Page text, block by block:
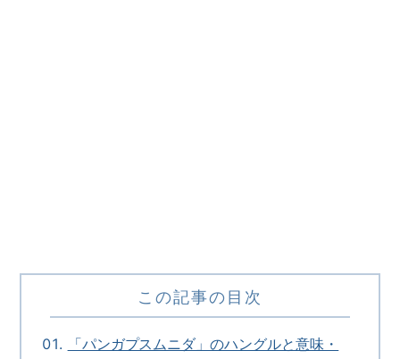
この記事の目次
「パンガプスムニダ」のハングルと意味・